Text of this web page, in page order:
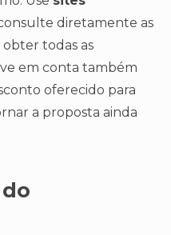
diretamente as
todas as
em conta também
oferecido para
a proposta ainda